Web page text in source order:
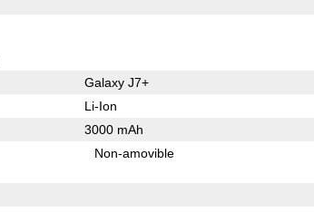
Galaxy J7+
Li-Ion
3000 mAh
Non-amovible